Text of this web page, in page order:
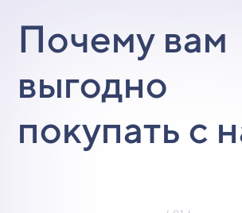
Почему вам
выгодно
покупать с